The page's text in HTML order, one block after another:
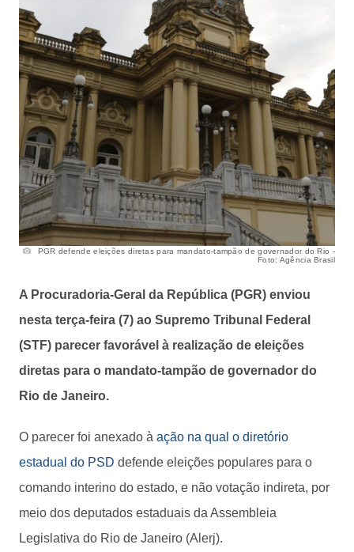
PGR defende eleições diretas para mandato-tampão de governador do Rio -
Foto: Agência Brasil
A Procuradoria-Geral da República (PGR) enviou
nesta terça-feira (7) ao Supremo Tribunal Federal
(STF) parecer favorável à realização de eleições
diretas para o mandato-tampão de governador do
Rio de Janeiro.
O parecer foi anexado à ação na qual o diretório
estadual do PSD defende eleições populares para o
comando interino do estado, e não votação indireta, por
meio dos deputados estaduais da Assembleia
Legislativa do Rio de Janeiro (Alerj).